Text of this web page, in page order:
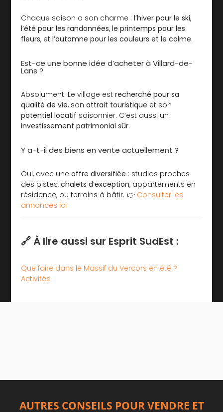
Chaque saison a son charme :l’hiver pour le ski,
l’été pour les randonnées,le printemps pour les
fleurs, etl’automne pour les couleurs et le calme.
Est-ce une bonne idée d’acheter à Villard-de-
Lans ?
Absolument. Le village estrecherché pour sa
qualité de vie, sonattrait touristique et son
potentiel locatif saisonnier. C’est aussi un
investissement patrimonial sûr.
Y a-t-il des biens en vente actuellement ?
Oui, avec uneoffre diversifiée : studios proches
des pistes,chalets d’exception, appartements en
résidence, ou terrains à bâtir. 👉 Consulter les
annonces ici
🔗 À lire aussi sur Esprit SudEst :
Que faire dans le Massif du Vercors en été ?
Activités
AUTRES CONSEILS POUR VENDRE ET